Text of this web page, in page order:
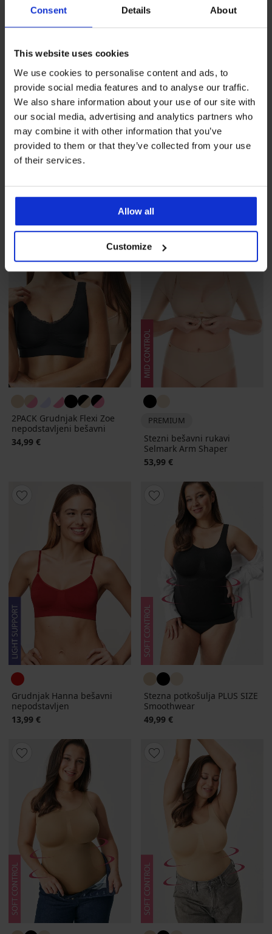
Consent Details About
This website uses cookies
We use cookies to personalise content and ads, to
provide social media features and to analyse our traffic.
We also share information about your use of our site with
our social media, advertising and analytics partners who
may combine it with other information that you’ve
provided to them or that they’ve collected from your use
of their services.
Allow all
Customize
4,8
32,99 €
32,99 €
2PACK Grudnjak Flexi Zoe
nepodstavljeni bešavni
34,99 €
PREMIUM
Stezni bešavni rukavi
Selmark Arm Shaper
53,99 €
Grudnjak Hanna bešavni
nepodstavljen
13,99 €
Stezna potkošulja PLUS SIZE
Smoothwear
49,99 €